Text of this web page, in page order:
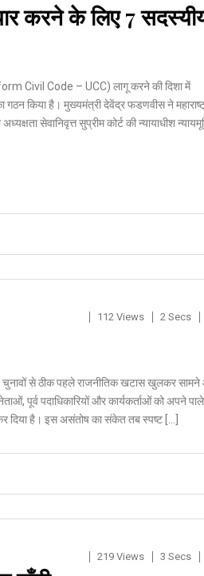
करने के लिए 7
Civil Code – UCC) लागू करने की दिशा में
गठन किया है। मुख्यमंत्री देवेंद्र फडणवीस ने
सेवानिवृत्त सुप्रीम कोर्ट की न्यायाधीश
112 Views 2 Secs
चुनावों से ठीक पहले राजनीतिक खटास खुलकर
पूर्व पदाधिकारियों और कार्यकर्ताओं को अपने
दिया है। इस असंतोष का संकेत तब स्पष्ट […]
219 Views 3 Secs